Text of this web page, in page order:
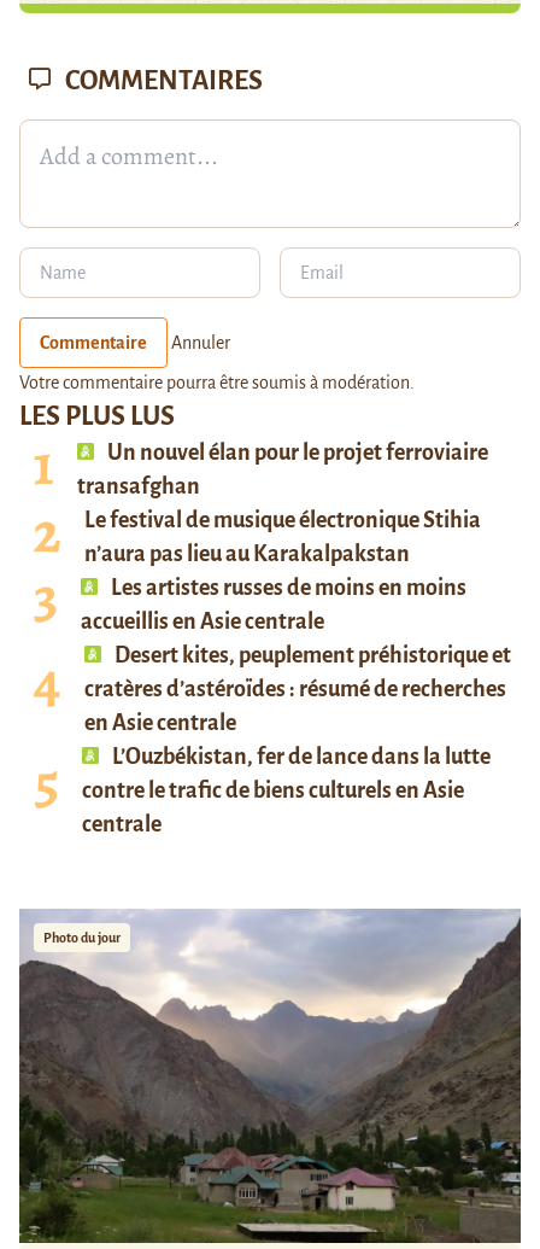
LES PLUS LUS
Un nouvel élan pour le projet ferroviaire
transafghan
Le festival de musique électronique Stihia
n’aura pas lieu au Karakalpakstan
Les artistes russes de moins en moins
accueillis en Asie centrale
Desert kites, peuplement préhistorique et
cratères d’astéroïdes : résumé de recherches
en Asie centrale
L’Ouzbékistan, fer de lance dans la lutte
contre le trafic de biens culturels en Asie
centrale
Photo du jour
COMMENTAIRES
Commentaire Annuler
Votre commentaire pourra être soumis à modération.